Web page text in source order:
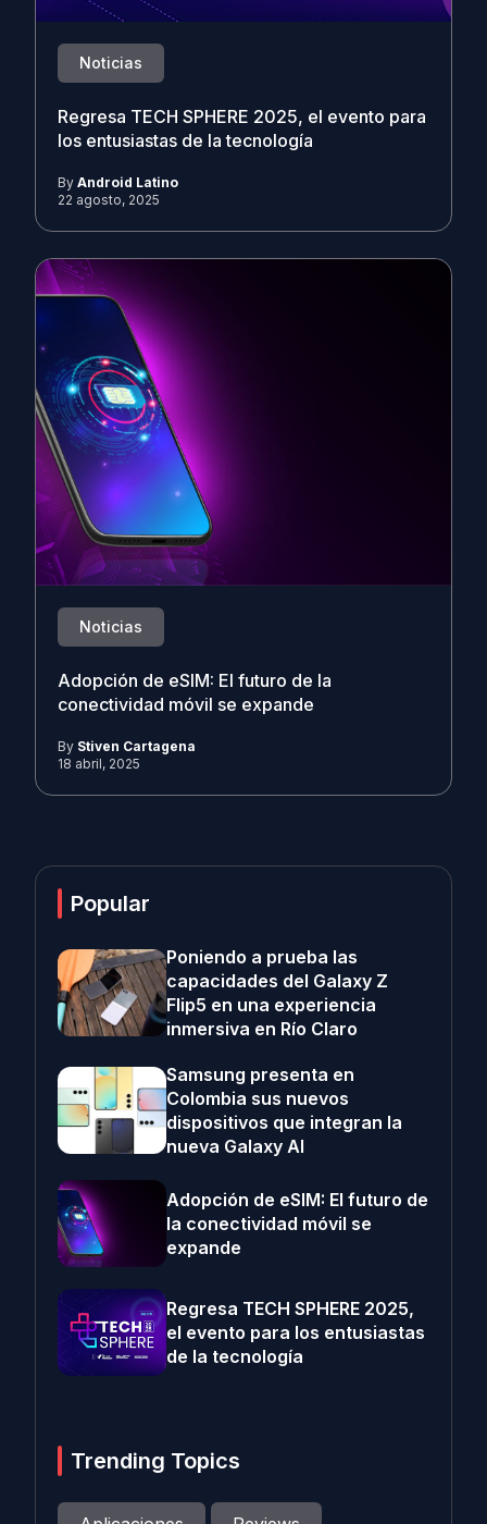
Noticias
Regresa TECH SPHERE 2025, el evento para
los entusiastas de la tecnología
By Android Latino
22 agosto, 2025
Noticias
Adopción de eSIM: El futuro de la
conectividad móvil se expande
By Stiven Cartagena
18 abril, 2025
Popular
Poniendo a prueba las
capacidades del Galaxy Z
Flip5 en una experiencia
inmersiva en Río Claro
Samsung presenta en
Colombia sus nuevos
dispositivos que integran la
nueva Galaxy AI
Adopción de eSIM: El futuro de
la conectividad móvil se
expande
Regresa TECH SPHERE 2025,
el evento para los entusiastas
de la tecnología
Trending Topics